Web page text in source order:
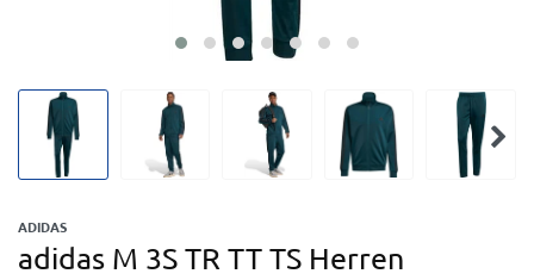
ADIDAS
adidas M 3S TR TT TS Herren